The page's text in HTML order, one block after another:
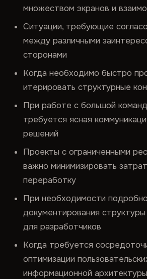
множеством экранов и
Ситуации, требующие
между различными
сторонами
Когда необходимо быстро
итерировать структурные
При работе с большой
требуется ясная
решений
Проекты с ограниченными
важно минимизировать
переработку
При необходимости
документирования
для разработчиков
Когда требуется
оптимизации
информационной архитектуры